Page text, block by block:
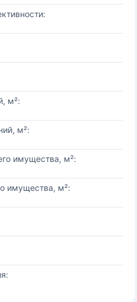
м²:
м²:
имущества, м²:
имущества, м²: